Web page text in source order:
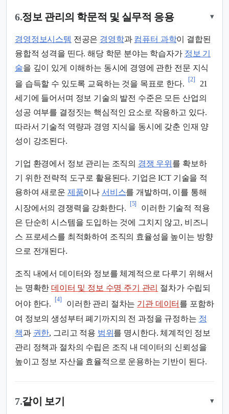
6.정보 관리의 학문적 및 실무적 응용 ▾
경영정보시스템 전공은 경영학과 컴퓨터 과학이 결합된
융합적 성격을 띤다. 해당 학문 분야는 학습자가 정보 기
술을 깊이 있게 이해하는 동시에 경영에 관한 전문 지식
을 습득할 수 있도록 교육하는 것을 목표로 한다.
[2]
21
세기에 들어서며 정보 기술의 발전 수준은 모든 산업의
성공 여부를 결정짓는 핵심적인 요소로 작용하고 있다.
따라서 기술적 역량과 경영 지식을 동시에 갖춘 인재 양
성이 강조된다.
기업 환경에서 정보 관리는 조직의 경쟁 우위 를 확보하
기 위한 전략적 도구로 활용된다. 기업은 ICT 기술을 적
용하여 새로운 제품이나 서비스를 개발하며, 이를 통해
시장에서의 경쟁력을 강화한다.
[5]
이러한 기술적 적용
은 단순히 시스템을 도입하는 것에 그치지 않고, 비즈니
스 프로세스를 최적화하여 조직의 효율성을 높이는 방향
으로 전개된다.
조직 내에서 데이터와 정보를 체계적으로 다루기 위해서
는 명확한데이터 및 정보 수명 주기 관리 절차가 수립되
어야 한다.
[4]
이러한 관리 절차는 기관 데이터 를 포함하
여 정보의 생성부터 폐기까지의 전 과정을 규정하는 정
책과 권한, 그리고 적용 범위 를 명시한다. 체계적인 정보
관리 정책과 절차의 수립은 조직 내 데이터의 신뢰성을
높이고 정보 자산을 효율적으로 운용하는 기반이 된다.
7.같이 보기 ▾